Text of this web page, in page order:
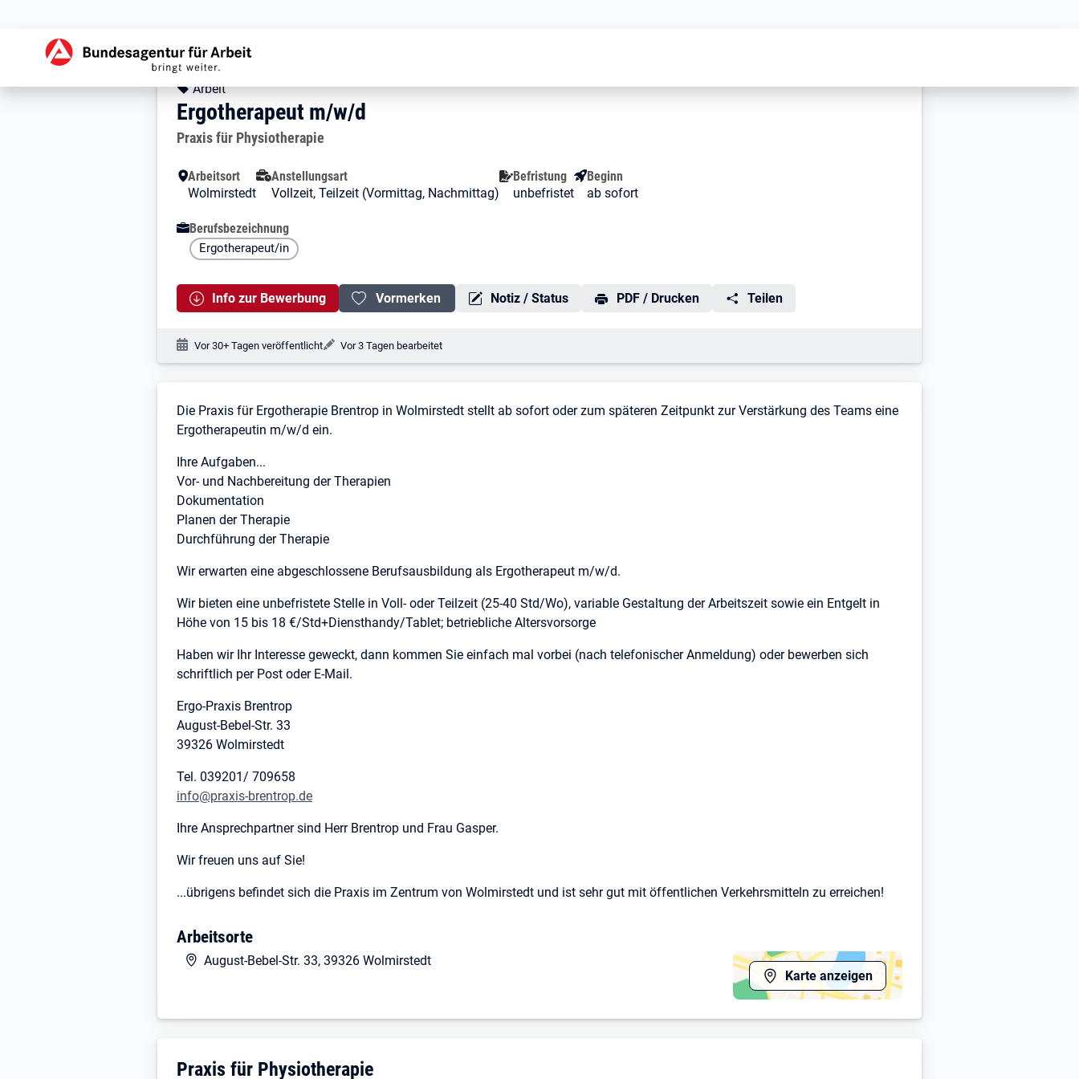
Stellendetails zu: Ergotherapeut m/w/d
Ergotherapeut m/w/d
Ergotherapeut m/w/d
Kopfbereich
Angebotsart:
Arbeit
Ergotherapeut m/w/d
Arbeitgeber:
Praxis für Physiotherapie
Besondere Merkmale
Arbeitsort
Wolmirstedt
Anstellungsart
Vollzeit, Teilzeit (Vormittag, Nachmittag)
Befristung
unbefristet
Beginn
ab sofort
Berufsbezeichnung
Ergotherapeut/in
Info zur Bewerbung Vormerken Notiz / Status PDF / Drucken Teilen
Veröffentlichungsdatum:
Vor 30+ Tagen veröffentlicht Änderungsdatum:
Vor 3 Tagen bearbeitet
Stellenbeschreibung
Die Praxis für Ergotherapie Brentrop in Wolmirstedt stellt ab sofort oder zum späteren Zeitpunkt zur Verstärkung des Teams eine
Ergotherapeutin m/w/d ein.
Ihre Aufgaben...
Vor- und Nachbereitung der Therapien
Dokumentation
Planen der Therapie
Durchführung der Therapie
Wir erwarten eine abgeschlossene Berufsausbildung als Ergotherapeut m/w/d.
Wir bieten eine unbefristete Stelle in Voll- oder Teilzeit (25-40 Std/Wo), variable Gestaltung der Arbeitszeit sowie ein Entgelt in
Höhe von 15 bis 18 €/Std+Diensthandy/Tablet; betriebliche Altersvorsorge
Haben wir Ihr Interesse geweckt, dann kommen Sie einfach mal vorbei (nach telefonischer Anmeldung) oder bewerben sich
schriftlich per Post oder E-Mail.
Ergo-Praxis Brentrop
August-Bebel-Str. 33
39326 Wolmirstedt
Tel. 039201/ 709658
info@praxis-brentrop.de
Ihre Ansprechpartner sind Herr Brentrop und Frau Gasper.
Wir freuen uns auf Sie!
...übrigens befindet sich die Praxis im Zentrum von Wolmirstedt und ist sehr gut mit öffentlichen Verkehrsmitteln zu erreichen!
Arbeitsorte
Karte anzeigen
August-Bebel-Str. 33, 39326 Wolmirstedt
Unternehmensdarstellung: Praxis für Physiotherapie
Praxis für Physiotherapie